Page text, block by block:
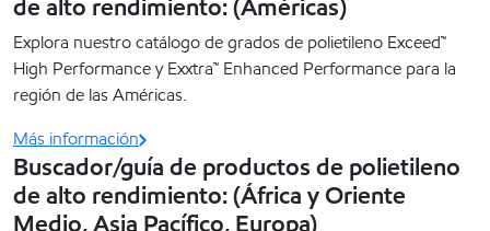
de alto rendimiento: (Américas)
Explora nuestro catálogo de grados de polietileno Exceed™
High Performance y Exxtra™ Enhanced Performance para la
región de las Américas.
Más información
Buscador/guía de productos de polietileno
de alto rendimiento: (África y Oriente
Medio, Asia Pacífico, Europa)